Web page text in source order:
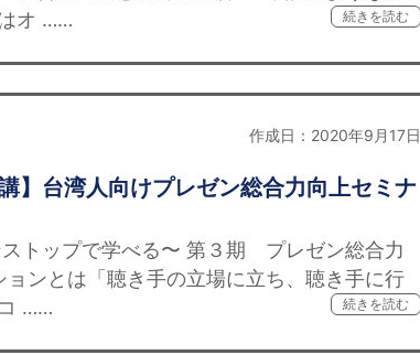
オ ……
続きを読む
作成日：2020年9月17日
】台湾人向けプレゼン総合力向上セミナ
トップで学べる〜 第３期 プレゼン総合力
ンとは「聴き手の立場に立ち、聴き手に行
……
続きを読む